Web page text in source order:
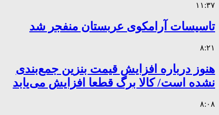
۱۱:۳۷
تاسیسات آرامکوی عربستان منفجر شد
۸:۲۱
هنوز درباره افزایش قیمت بنزین جمع‌بندی
نشده است/ کالا برگ قطعا افزایش می‌یابد
۸:۰۸